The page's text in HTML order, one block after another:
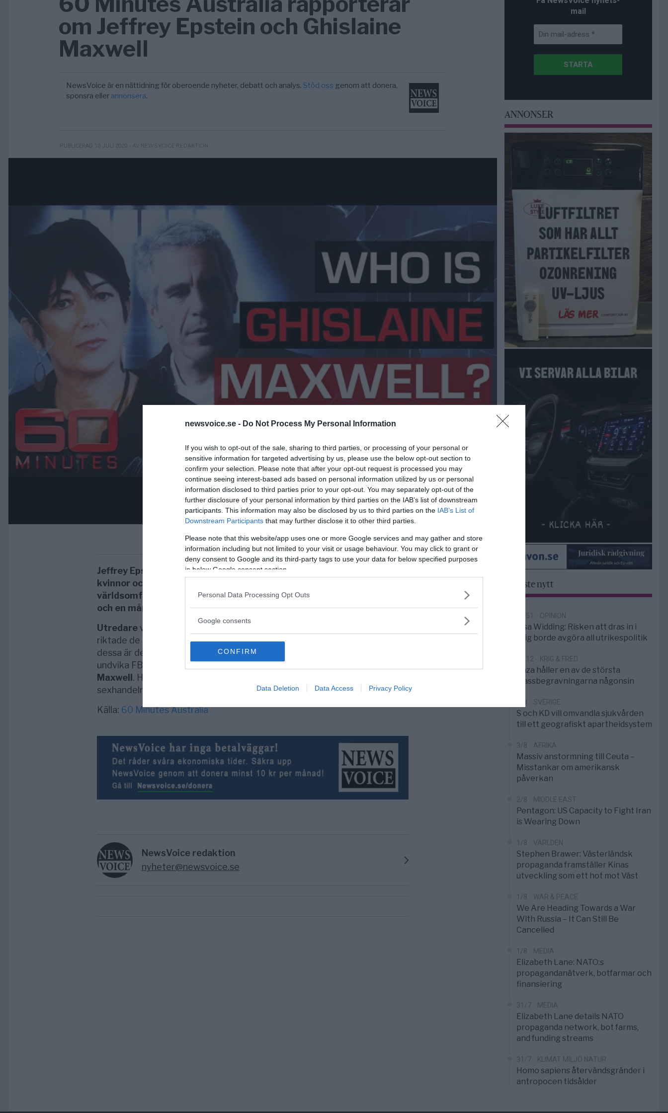
newsvoice.se - Do Not Process My Personal Information
If you wish to opt-out of the sale, sharing to third parties, or processing of your personal or
sensitive information for targeted advertising by us, please use the below opt-out section to
confirm your selection. Please note that after your opt-out request is processed you may
continue seeing interest-based ads based on personal information utilized by us or personal
information disclosed to third parties prior to your opt-out. You may separately opt-out of the
further disclosure of your personal information by third parties on the IAB’s list of downstream
participants. This information may also be disclosed by us to third parties on the IAB’s List of
Downstream Participants that may further disclose it to other third parties.
Please note that this website/app uses one or more Google services and may gather and store
information including but not limited to your visit or usage behaviour. You may click to grant or
deny consent to Google and its third-party tags to use your data for below specified purposes
in below Google consent section.
Personal Data Processing Opt Outs
Google consents
CONFIRM
Data Deletion Data Access Privacy Policy
om Jeffrey Epstein och Ghislaine
Maxwell
NewsVoice är en nättidning för oberoende nyheter, debatt och analys.Stöd oss genom att donera,
sponsra eller annonsera.
PUBLICERAD 10 JULI 2020 - AV NEWSVOICE REDAKTION
Jeffrey Epstein gjorde allt för att tillfredsställa sin lust för unga
kvinnor och minderåriga flickor. Epstein kontrollerade även en
världsomfattande sexhandel. För ett år sedan arresterades Epstein
och en månad senare dog han i ett häkte i New York.
Utredarevägrade att låta skandalen gå till graven med honom. Istället
riktade de uppmärksamheten mot hans högprofilerade vänner. En av
dessa är den brittiska drottningens son,
undvika FBI. Ett betydande genombrott i fallet var gripandet av
Maxwell . Hon anklagas för att vara Epsteins närmaste kollega i
sexhandeln och för flera sexbrott mot unga kvinnor.
Källa: 60 Minutes Australia
NewsVoice redaktion
nyheter@newsvoice.se
mail
ANNONSER
Senaste nytt
18:51 OPINION
Elsa Widding: Risken att dras in i
krig borde avgöra all utrikespolitik
12:12 KRIG & FRED
Gaza håller en av de största
massbegravningarna någonsin
5/8 SVERIGE
S och KD vill omvandla sjukvården
till ett geografiskt apartheidsystem
3/8 AFRIKA
Massiv anstormning till Ceuta –
Misstankar om amerikansk
påverkan
2/8 MIDDLE EAST
Pentagon: US Capacity to Fight Iran
is Wearing Down
1/8 VÄRLDEN
Stephen Brawer: Västerländsk
propaganda framställer Kinas
utveckling som ett hot mot Väst
1/8 WAR & PEACE
We Are Heading Towards a War
With Russia – It Can Still Be
Cancelled
1/8 MEDIA
Elizabeth Lane: NATO:s
propagandanätverk, botfarmar och
finansiering
31/7 MEDIA
Elizabeth Lane details NATO
propaganda network, bot farms,
and funding streams
31/7 KLIMAT MILJÖ NATUR
Homo sapiens återvändsgränder i
antropocen tidsålder